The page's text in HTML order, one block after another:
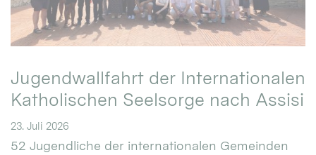
Jugendwallfahrt der Internationalen
Katholischen Seelsorge nach Assisi
23. Juli 2026
52 Jugendliche der internationalen Gemeinden